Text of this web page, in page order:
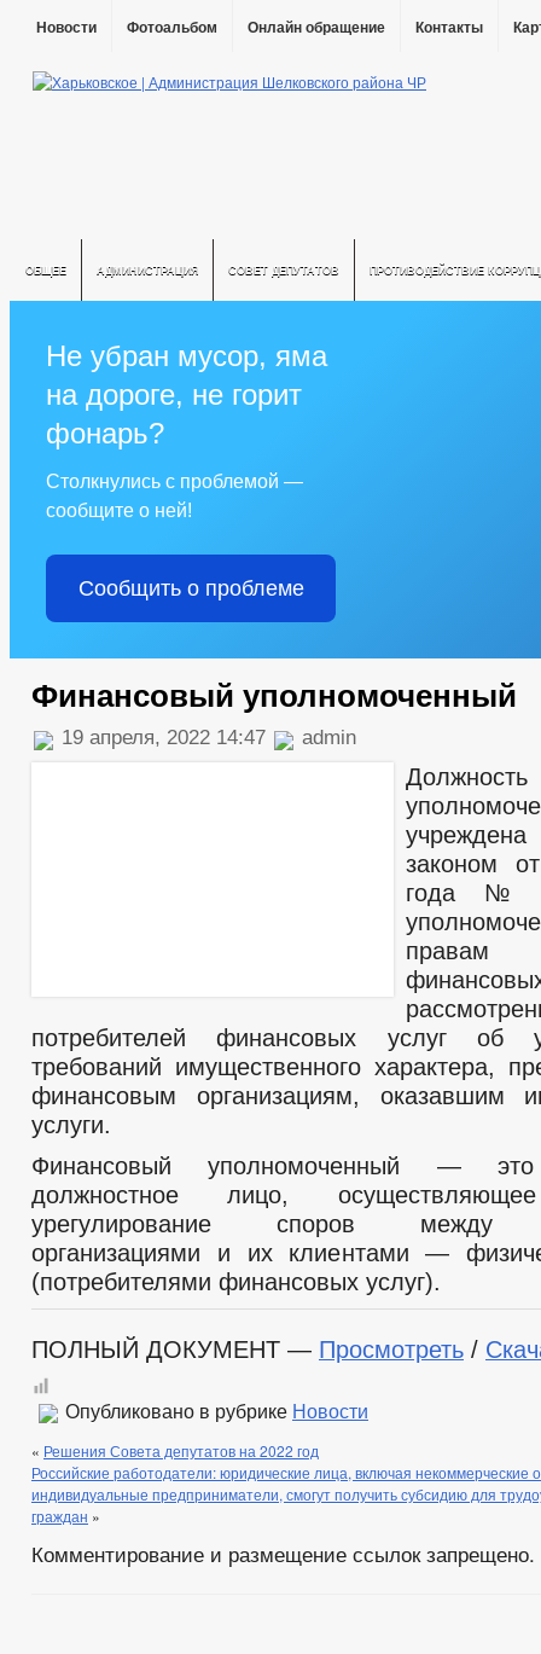
Новости Фотоальбом Онлайн обращение Контакты
ОБЩЕЕ АДМИНИСТРАЦИЯ СОВЕТ ДЕПУТАТОВ ПРОТИВОДЕЙСТВИЕ
Не убран мусор, яма
на дороге, не горит
фонарь?
Столкнулись с проблемой —
сообщите о ней!
Сообщить о проблеме
Финансовый уполномоченный
19 апреля, 2022 14:47 admin
законом
года №
правам
потребителей финансовых услуг об
требований имущественного характера,
финансовым организациям, оказавшим
услуги.
Финансовый уполномоченный — это
должностное лицо,
урегулирование споров между
организациями и их клиентами —
(потребителями финансовых услуг).
ПОЛНЫЙ ДОКУМЕНТ — Просмотреть /
Опубликовано в рубрике Новости
« Решения Совета депутатов на 2022 год
Российские работодатели: юридические лица, включая некоммерческие
индивидуальные предприниматели, смогут получить субсидию для
граждан »
Комментирование и размещение ссылок запрещено.